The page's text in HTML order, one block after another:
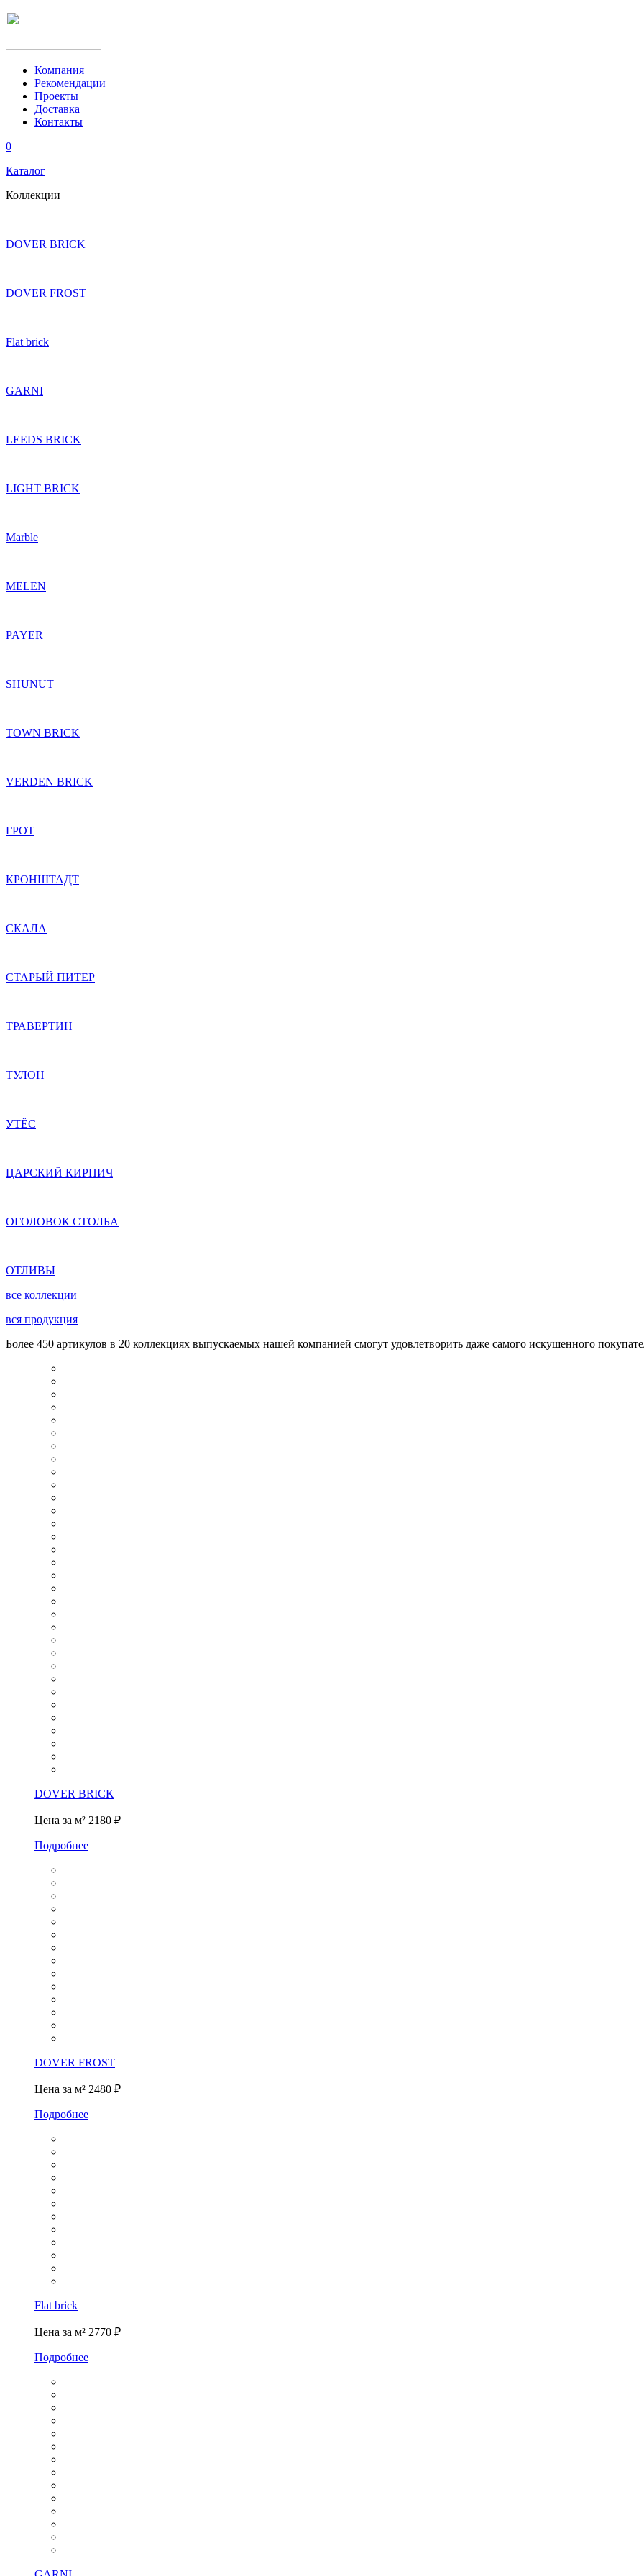
Компания
Рекомендации
Проекты
Доставка
Контакты
0
Каталог
Коллекции
DOVER BRICK
DOVER FROST
Flat brick
GARNI
LEEDS BRICK
LIGHT BRICK
Marble
MELEN
PAYER
SHUNUT
TOWN BRICK
VERDEN BRICK
ГРОТ
КРОНШТАДТ
СКАЛА
СТАРЫЙ ПИТЕР
ТРАВЕРТИН
ТУЛОН
УТЁС
ЦАРСКИЙ КИРПИЧ
ОГОЛОВОК СТОЛБА
ОТЛИВЫ
все коллекции
вся продукция
Более 450 артикулов в 20 коллекциях выпускаемых нашей компанией смогут удовлетворить даже самого искушенного
DOVER BRICK
Цена за м² 2180 ₽
Подробнее
DOVER FROST
Цена за м² 2480 ₽
Подробнее
Flat brick
Цена за м² 2770 ₽
Подробнее